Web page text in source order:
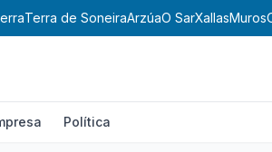
Terra de SoneiraArzúaO SarXallasMuros
Política